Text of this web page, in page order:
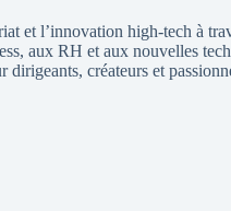
et l’innovation high-tech à
aux RH et aux nouvelles
dirigeants, créateurs et